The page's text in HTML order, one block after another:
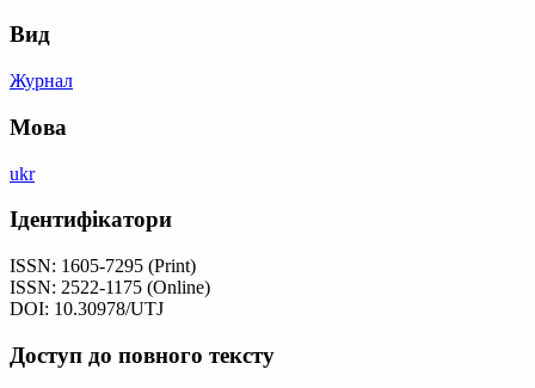
Вид
Журнал
Мова
ukr
Ідентифікатори
ISSN: 1605­-7295 (Print)
ISSN: 2522­-1175 (Online)
DOI: 10.30978/UTJ
Доступ до повного тексту